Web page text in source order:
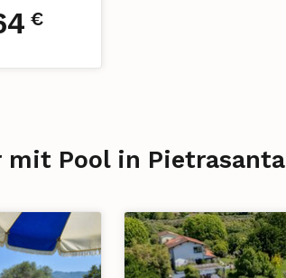
€
mit Pool in Pietrasanta